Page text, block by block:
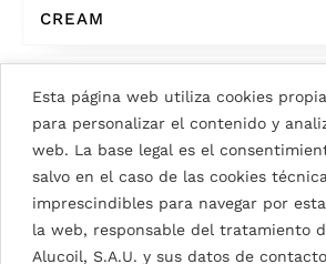
Esta página web utiliza cookies
para personalizar el contenido y
web. La base legal es el
salvo en el caso de las cookies
imprescindibles para navegar por
la web, responsable del tratamiento
Alucoil, S.A.U. y sus datos de
CREAM
VER TODOS LOS